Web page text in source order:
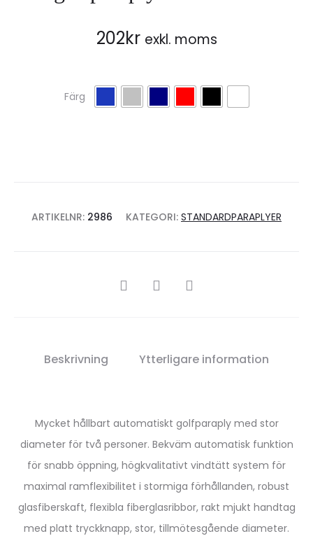
202kr exkl. moms
Färg
ARTIKELNR: 2986 KATEGORI: STANDARDPARAPLYER
SHARE
Beskrivning Ytterligare information
Mycket hållbart automatiskt golfparaply med stor
diameter för två personer. Bekväm automatisk funktion
för snabb öppning, högkvalitativt vindtätt system för
maximal ramflexibilitet i stormiga förhållanden, robust
glasfiberskaft, flexibla fiberglasribbor, rakt mjukt handtag
med platt tryckknapp, stor, tillmötesgående diameter.